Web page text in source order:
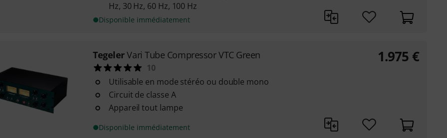
Hz, 30 Hz, 60 Hz, 100 Hz
Disponible immédiatement
TegelerVari Tube Compressor VTC Green
10
Utilisable en mode stéréo ou double mono
Circuit de classe A
Appareil tout lampe
Disponible immédiatement
1.975 €